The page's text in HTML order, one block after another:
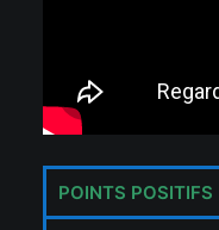
POINTS POSITIFS